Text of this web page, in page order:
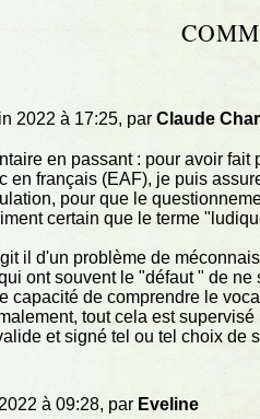
2022 à 17:25, par Claude
en passant : pour avoir
en français (EAF), je puis
pour que le
certain que le terme
il d'un problème de
ont souvent le "défaut " de
capacité de comprendre le
tout cela est
et signé tel ou tel choix de
à 09:28, par Eveline